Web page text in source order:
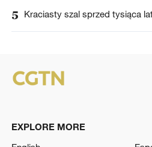
5 Kraciasty szal sprzed tysiąca
EXPLORE MORE